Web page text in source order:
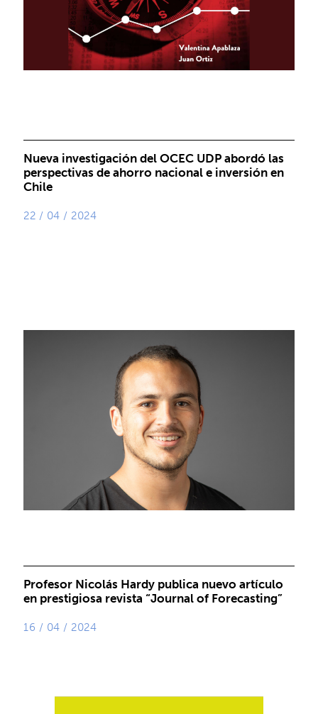
Nueva investigación del OCEC UDP abordó las
perspectivas de ahorro nacional e inversión en
Chile
22 / 04 / 2024
Profesor Nicolás Hardy publica nuevo artículo
en prestigiosa revista “Journal of Forecasting”
16 / 04 / 2024